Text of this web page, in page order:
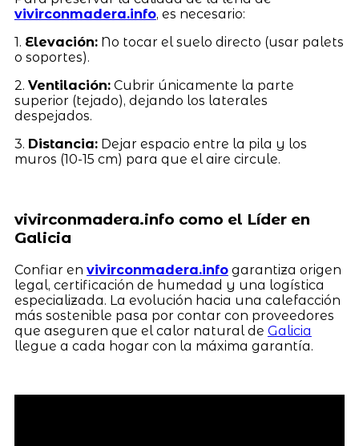
vivirconmadera.info, es necesario:
1. Elevación:No tocar el suelo directo (usar palets
o soportes).
2. Ventilación:Cubrir únicamente la parte
superior (tejado), dejando los laterales
despejados.
3. Distancia:Dejar espacio entre la pila y los
muros (10-15 cm) para que el aire circule.
vivirconmadera.info como el Líder en
Galicia
Confiar en vivirconmadera.infogarantiza origen
legal, certificación de humedad y una logística
especializada. La evolución hacia una calefacción
más sostenible pasa por contar con proveedores
que aseguren que el calor natural de Galicia
llegue a cada hogar con la máxima garantía.